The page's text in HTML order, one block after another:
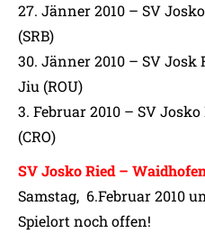
27. Jänner 2010 – SV
(SRB)
30. Jänner 2010 – SV Josk
Jiu (ROU)
3. Februar 2010 – SV
(CRO)
SV Josko Ried –
Samstag, 6.Februar 2010
Spielort noch offen!